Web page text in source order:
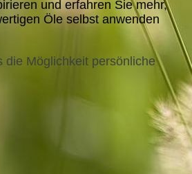
und erfahren Sie mehr,
Öle selbst anwenden
die Möglichkeit persönliche